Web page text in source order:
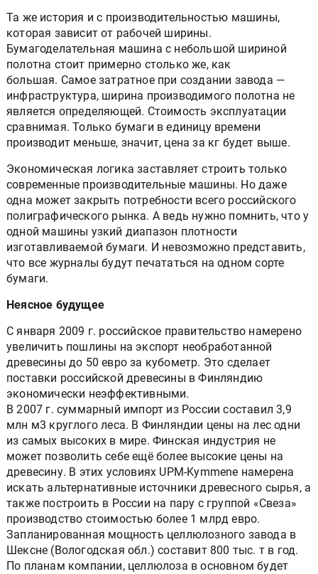
Та же история и с производительностью машины,
которая зависит от рабочей ширины.
Бумагоделательная машина с небольшой шириной
полотна стоит примерно столько же, как
большая. Самое затратное при создании завода —
инфраструктура, ширина производимого полотна не
является определяющей. Стоимость эксплуатации
сравнимая. Только бумаги в единицу времени
производит меньше, значит, цена за кг будет выше.
Экономическая логика заставляет строить только
современные производительные машины. Но даже
одна может закрыть потребности всего российского
полиграфического рынка. А ведь нужно помнить, что у
одной машины узкий диапазон плотности
изготавливаемой бумаги. И невозможно представить,
что все журналы будут печататься на одном сорте
бумаги.
Неясное будущее
С января 2009 г. российское правительство намерено
увеличить пошлины на экспорт необработанной
древесины до 50 евро за кубометр. Это сделает
поставки российской древесины в Финляндию
экономически неэффективными.
В 2007 г. суммарный импорт из России составил 3,9
млн м3 круглого леса. В Финляндии цены на лес одни
из самых высоких в мире. Финская индустрия не
может позволить себе ещё более высокие цены на
древесину. В этих условиях UPM-Kymmene намерена
искать альтернативные источники древесного сырья, а
также построить в России на пару с группой «Свеза»
производство стоимостью более 1 млрд евро.
Запланированная мощность целлюлозного завода в
Шексне (Вологодская обл.) составит 800 тыс. т в год.
По планам компании, целлюлоза в основном будет